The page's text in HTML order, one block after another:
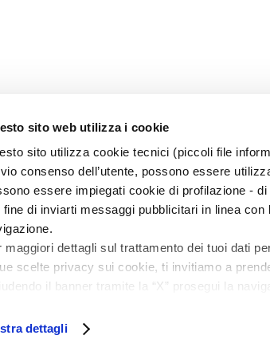
sito web utilizza i cookie
sito utilizza cookie tecnici (piccoli file
consenso dell’utente, possono essere
essere impiegati cookie di profilazione -
fine di inviarti messaggi pubblicitari in linea
maggiori dettagli sul trattamento dei tuoi dati
scelte privacy sui cookie, ti invitiamo a
il banner tramite la “X” prosegui la
che potrai revocare in ogni momento
dettagli
Milano
- 80009810484